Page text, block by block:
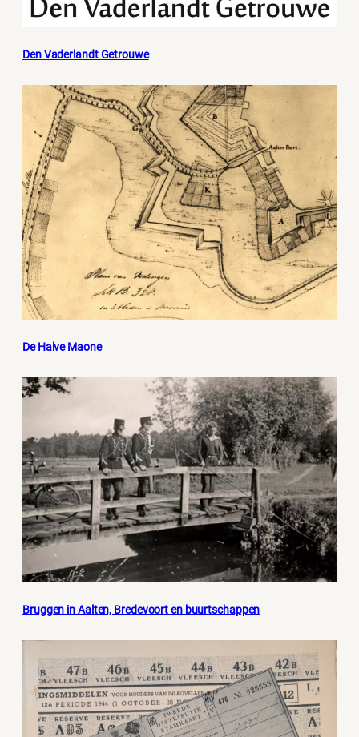
Den Vaderlandt Getrouwe
De Halve Maone
Bruggen in Aalten, Bredevoort en buurtschappen